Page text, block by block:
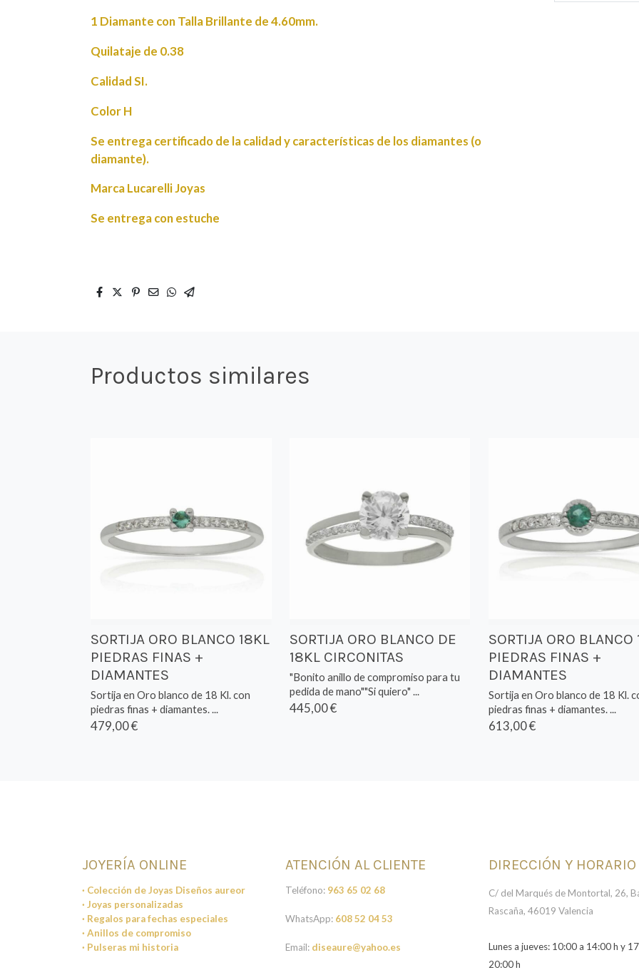
1 Diamante con Talla Brillante de 4.60mm.
Quilataje de 0.38
Calidad SI.
Color H
Se entrega certificado de la calidad y características de los diamantes (o
diamante).
Marca Lucarelli Joyas
Se entrega con estuche
Productos similares
SORTIJA ORO BLANCO 18KL
PIEDRAS FINAS +
DIAMANTES
Sortija en Oro blanco de 18 Kl. con
piedras finas + diamantes. ...
479,00 €
SORTIJA ORO BLANCO DE
18KL CIRCONITAS
"Bonito anillo de compromiso para tu
pedida de mano""Si quiero" ...
445,00 €
SORTIJA ORO BLANCO
PIEDRAS FINAS +
DIAMANTES
Sortija en Oro blanco de 18 Kl.
piedras finas + diamantes. ...
613,00 €
JOYERÍA ONLINE
· Colección de Joyas Diseños aureor
· Joyas personalizadas
· Regalos para fechas especiales
· Anillos de compromiso
· Pulseras mi historia
ATENCIÓN AL CLIENTE
Teléfono: 963 65 02 68
WhatsApp: 608 52 04 53
Email: diseaure@yahoo.es
DIRECCIÓN Y HORARIO
C/ del Marqués de Montortal, 26,
Rascaña, 46019 Valencia
Lunes a jueves: 10:00 a 14:00 h y
20:00 h